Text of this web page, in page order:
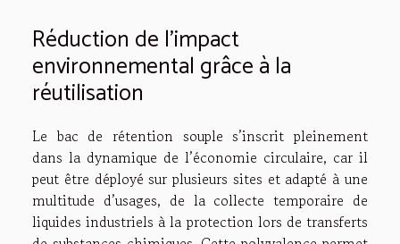
Réduction de l’impact
environnemental grâce à la
réutilisation
Le bac de rétention souple s’inscrit pleinement
dans la dynamique de l’économie circulaire, car il
peut être déployé sur plusieurs sites et adapté à une
multitude d’usages, de la collecte temporaire de
liquides industriels à la protection lors de transferts